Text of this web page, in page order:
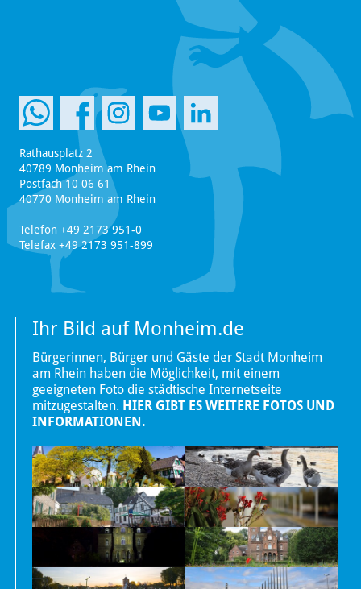
Rathausplatz 2
40789 Monheim am Rhein
Postfach 10 06 61
40770 Monheim am Rhein
Telefon +49 2173 951-0
Telefax +49 2173 951-899
Ihr Bild auf Monheim.de
Bürgerinnen, Bürger und Gäste der Stadt Monheim
am Rhein haben die Möglichkeit, mit einem
geeigneten Foto die städtische Internetseite
mitzugestalten. HIER GIBT ES WEITERE FOTOS UND
INFORMATIONEN.